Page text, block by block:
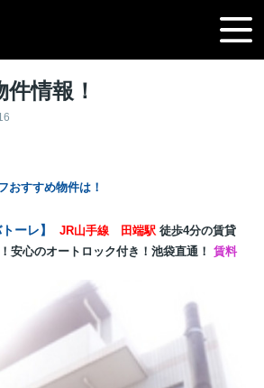
情報！
おすすめ物件は！
ーレ】 JR山手線 田端駅 徒歩4分の賃貸
安心のオートロック付き！池袋直通！ 賃料